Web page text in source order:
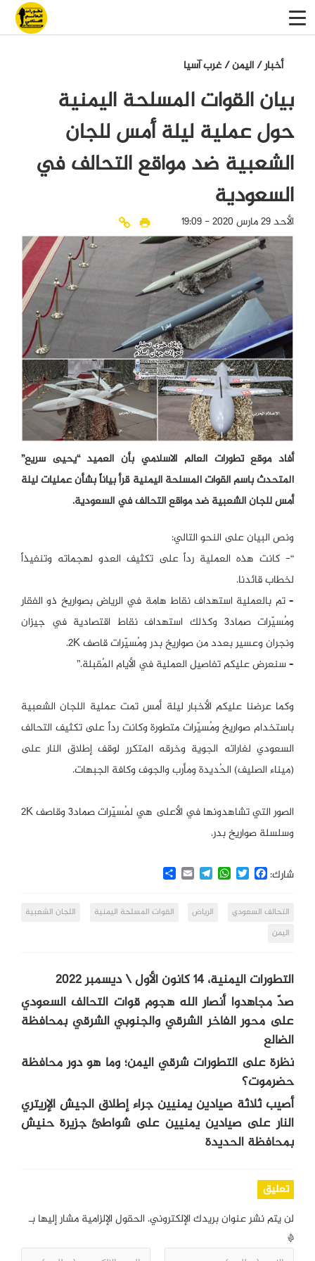
أخبار/اليمن/غرب آسيا
بيان القوات المسلحة اليمنية
حول عملية ليلة أمس للجان
الشعبية ضد مواقع التحالف في
السعودية
الأحد 29 مارس 2020 - 19:09
أفاد موقع تطورات العالم الاسلامي بأن العميد “يحيى سريع”
المتحدث باسم القوات المسلحة اليمنية قرأ بياناً بشأن عمليات ليلة
أمس للجان الشعبية ضد مواقع التحالف في السعودية.
ونص البيان على النحو التالي:
“- كانت هذه العملية رداً على تكثيف العدو لهجماته وتنفيذاً
لخطاب قائدنا.
– تم بالعملية استهداف نقاط هامة في الرياض بصواريخ ذو الفقار
ومُسيّرات صماد3 وكذلك استهداف نقاط اقتصادية في جيزان
ونجران وعسير بعدد من صواريخ بدر ومُسيّرات قاصف 2K.
– سنعرض عليكم تفاصيل العملية في الأيام المُقبلة.”
وكما عرضنا عليكم الأخبار ليلة أمس تمت عملية اللجان الشعبية
باستخدام صواريخ ومُسيّرات متطورة وكانت رداً على تكثيف التحالف
السعودي لغاراته الجوية وخرقه المتكرر لوقف إطلاق النار على
(ميناء الصليف) الحُديدة ومأرب والجوف وكافة الجبهات.
الصور التي تشاهدونها في الأعلى هي لمُسيّرات صماد3 وقاصف 2K
وسلسلة صواريخ بدر.
شارك: Facebook
Twitter
WhatsApp
Telegram
Email
Share
التحالف السعودي الرياض القوات المسلحة اليمنية
اللجان الشعبية
اليمن
التطورات اليمنية، 14 كانون الأول \ ديسمبر 2022
صدّ مجاهدوا أنصار الله هجوم قوات التحالف السعودي
على محور الفاخر الشرقي والجنوبي الشرقي بمحافظة
الضالع
نظرة على التطورات شرقي اليمن؛ وما هو دور محافظة
حضرموت؟
أصيب ثلاثة صيادين يمنيين جراء إطلاق الجيش الإريتري
النار على صيادين يمنيين على شواطئ جزيرة حنيش
بمحافظة الحديدة
تعليق
لن يتم نشر عنوان بريدك الإلكتروني. الحقول الإلزامية مشار إليها بـ
*